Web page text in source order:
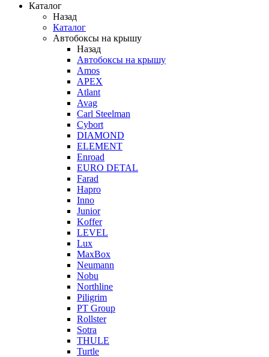
Каталог
Назад
Каталог
Автобоксы на крышу
Назад
Автобоксы на крышу
Amos
APEX
Atlant
Avag
Carl Steelman
Cybort
DIAMOND
ELEMENT
Enroad
EURO DETAL
Farad
Hapro
Inno
Junior
Koffer
LEVEL
Lux
MaxBox
Neumann
Nobu
Northline
Piligrim
PT Group
Rollster
Sotra
THULE
Turtle